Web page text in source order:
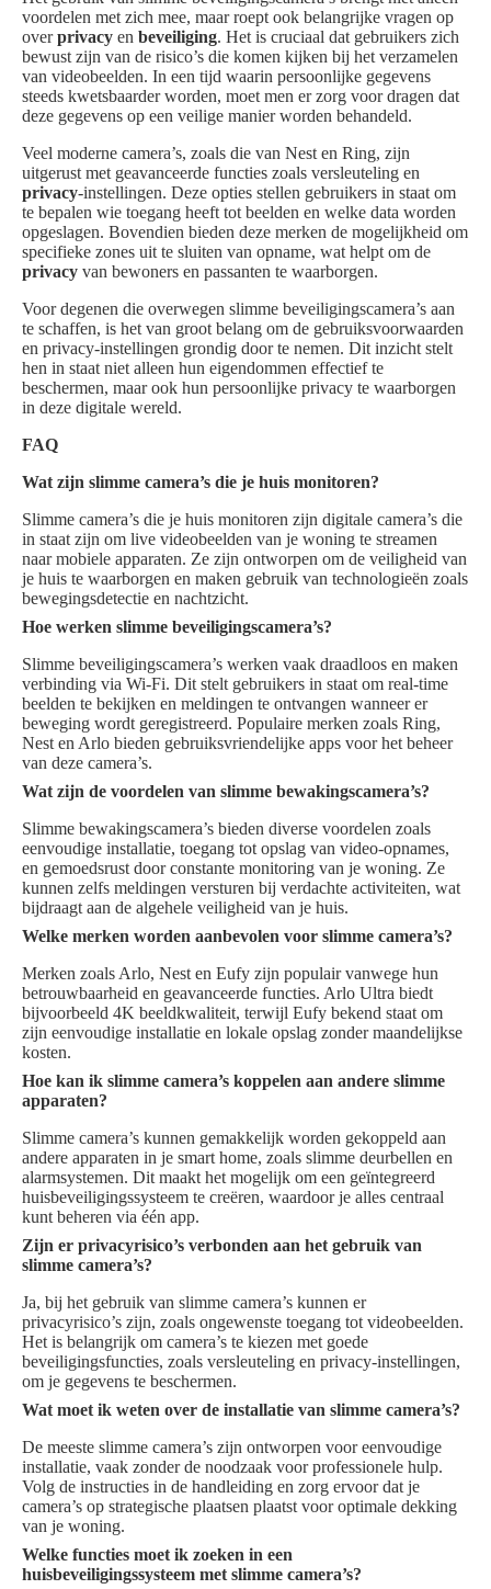
voordelen met zich mee, maar roept ook belangrijke vragen op
overprivacy en beveiliging. Het is cruciaal dat gebruikers zich
bewust zijn van de risico’s die komen kijken bij het verzamelen
van videobeelden. In een tijd waarin persoonlijke gegevens
steeds kwetsbaarder worden, moet men er zorg voor dragen dat
deze gegevens op een veilige manier worden behandeld.
Veel moderne camera’s, zoals die van Nest en Ring, zijn
uitgerust met geavanceerde functies zoals versleuteling en
privacy-instellingen. Deze opties stellen gebruikers in staat om
te bepalen wie toegang heeft tot beelden en welke data worden
opgeslagen. Bovendien bieden deze merken de mogelijkheid om
specifieke zones uit te sluiten van opname, wat helpt om de
privacy van bewoners en passanten te waarborgen.
Voor degenen die overwegen slimme beveiligingscamera’s aan
te schaffen, is het van groot belang om de gebruiksvoorwaarden
en privacy-instellingen grondig door te nemen. Dit inzicht stelt
hen in staat niet alleen hun eigendommen effectief te
beschermen, maar ook hun persoonlijke privacy te waarborgen
in deze digitale wereld.
FAQ
Wat zijn slimme camera’s die je huis monitoren?
Slimme camera’s die je huis monitoren zijn digitale camera’s die
in staat zijn om live videobeelden van je woning te streamen
naar mobiele apparaten. Ze zijn ontworpen om de veiligheid van
je huis te waarborgen en maken gebruik van technologieën zoals
bewegingsdetectie en nachtzicht.
Hoe werken slimme beveiligingscamera’s?
Slimme beveiligingscamera’s werken vaak draadloos en maken
verbinding via Wi-Fi. Dit stelt gebruikers in staat om real-time
beelden te bekijken en meldingen te ontvangen wanneer er
beweging wordt geregistreerd. Populaire merken zoals Ring,
Nest en Arlo bieden gebruiksvriendelijke apps voor het beheer
van deze camera’s.
Wat zijn de voordelen van slimme bewakingscamera’s?
Slimme bewakingscamera’s bieden diverse voordelen zoals
eenvoudige installatie, toegang tot opslag van video-opnames,
en gemoedsrust door constante monitoring van je woning. Ze
kunnen zelfs meldingen versturen bij verdachte activiteiten, wat
bijdraagt aan de algehele veiligheid van je huis.
Welke merken worden aanbevolen voor slimme camera’s?
Merken zoals Arlo, Nest en Eufy zijn populair vanwege hun
betrouwbaarheid en geavanceerde functies. Arlo Ultra biedt
bijvoorbeeld 4K beeldkwaliteit, terwijl Eufy bekend staat om
zijn eenvoudige installatie en lokale opslag zonder maandelijkse
kosten.
Hoe kan ik slimme camera’s koppelen aan andere slimme
apparaten?
Slimme camera’s kunnen gemakkelijk worden gekoppeld aan
andere apparaten in je smart home, zoals slimme deurbellen en
alarmsystemen. Dit maakt het mogelijk om een geïntegreerd
huisbeveiligingssysteem te creëren, waardoor je alles centraal
kunt beheren via één app.
Zijn er privacyrisico’s verbonden aan het gebruik van
slimme camera’s?
Ja, bij het gebruik van slimme camera’s kunnen er
privacyrisico’s zijn, zoals ongewenste toegang tot videobeelden.
Het is belangrijk om camera’s te kiezen met goede
beveiligingsfuncties, zoals versleuteling en privacy-instellingen,
om je gegevens te beschermen.
Wat moet ik weten over de installatie van slimme camera’s?
De meeste slimme camera’s zijn ontworpen voor eenvoudige
installatie, vaak zonder de noodzaak voor professionele hulp.
Volg de instructies in de handleiding en zorg ervoor dat je
camera’s op strategische plaatsen plaatst voor optimale dekking
van je woning.
Welke functies moet ik zoeken in een
huisbeveiligingssysteem met slimme camera’s?